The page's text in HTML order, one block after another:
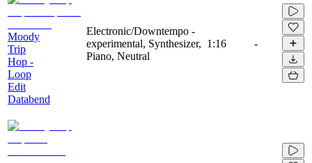
Moody
Trip
Hop -
Loop
Edit
Databend
Electronic/Downtempo -
experimental, Synthesizer,
Piano, Neutral
1:16 -